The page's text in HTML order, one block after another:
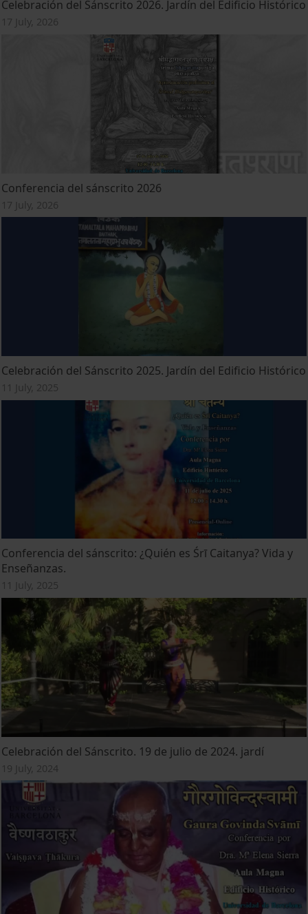
Celebración del Sánscrito 2026. Jardín del Edificio Histórico
17 July, 2026
Conferencia del sánscrito 2026
17 July, 2026
Celebración del Sánscrito 2025. Jardín del Edificio Histórico
11 July, 2025
Conferencia del sánscrito: ¿Quién es Śrī Caitanya? Vida y
Enseñanzas.
11 July, 2025
Celebración del Sánscrito. 19 de julio de 2024. jardí
19 July, 2024